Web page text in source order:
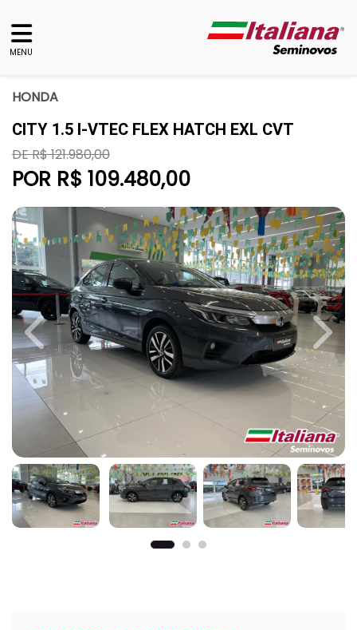
MENU
HONDA
CITY 1.5 I-VTEC FLEX HATCH EXL CVT
DE R$ 121.980,00
POR R$ 109.480,00
Previous Next